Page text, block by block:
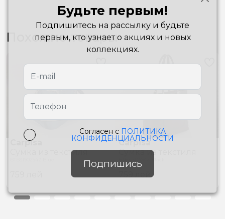
Похожие товары
Carpisa
Сумкa из текстиля
Carpisa
Сумкa из текстиля
лей
Будьте первым!
Подпишитесь на рассылку и будьте
первым, кто узнает о акциях и новых
коллекциях.
Согласен с ПОЛИТИКА
КОНФИДЕНЦИАЛЬНОСТИ
Подпишись